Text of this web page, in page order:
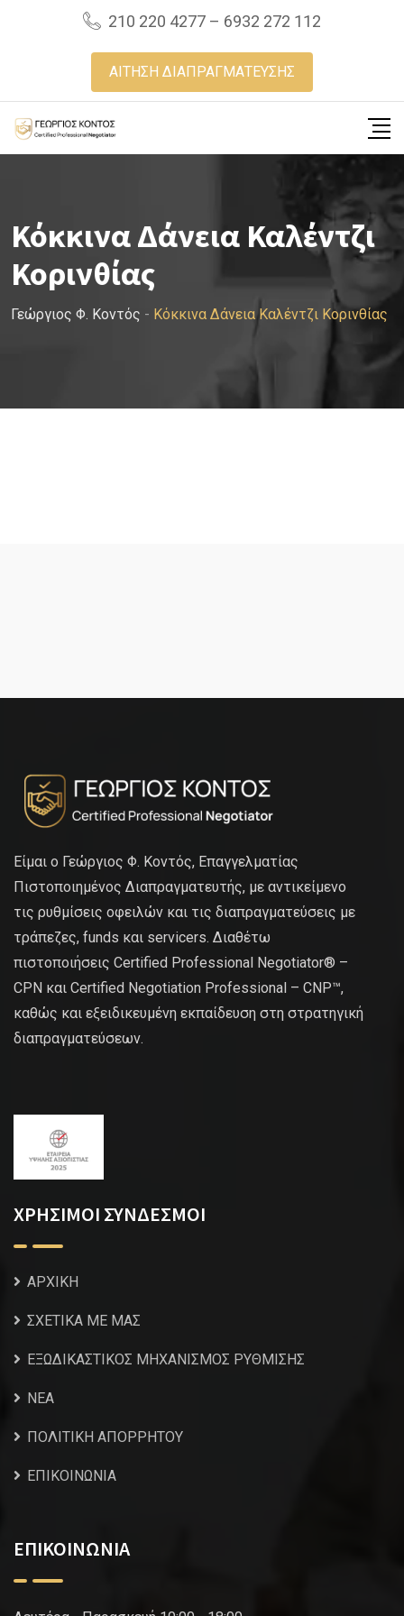
210 220 4277 – 6932 272 112
ΑΙΤΗΣΗ ΔΙΑΠΡΑΓΜΑΤΕΥΣΗΣ
Κόκκινα Δάνεια Καλέντζι
Κορινθίας
Γεώργιος Φ. Κοντός - Κόκκινα Δάνεια Καλέντζι Κορινθίας
Είμαι ο Γεώργιος Φ. Κοντός, Επαγγελματίας
Πιστοποιημένος Διαπραγματευτής, με αντικείμενο
τις ρυθμίσεις οφειλών και τις διαπραγματεύσεις με
τράπεζες, funds και servicers. Διαθέτω
πιστοποιήσεις Certified Professional Negotiator® –
CPN και Certified Negotiation Professional – CNP™,
καθώς και εξειδικευμένη εκπαίδευση στη στρατηγική
διαπραγματεύσεων.
ΧΡΗΣΙΜΟΙ ΣΥΝΔΕΣΜΟΙ
ΑΡΧΙΚΗ
ΣΧΕΤΙΚΑ ΜΕ ΜΑΣ
ΕΞΩΔΙΚΑΣΤΙΚΟΣ ΜΗΧΑΝΙΣΜΟΣ ΡΥΘΜΙΣΗΣ
NEA
ΠΟΛΙΤΙΚΗ ΑΠΟΡΡΗΤΟΥ
ΕΠΙΚΟΙΝΩΝΙΑ
ΕΠΙΚΟΙΝΩΝΙΑ